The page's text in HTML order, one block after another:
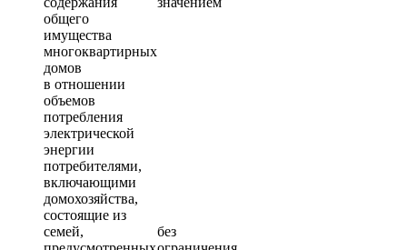
общего
имущества
многоквартирных
домов
в отношении
объемов
потребления
электрической
энергии
потребителями,
включающими
домохозяйства,
состоящие из
семей,
без